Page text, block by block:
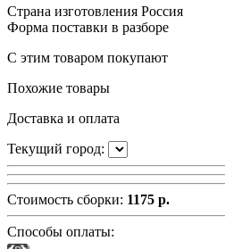
Страна изготовления Россия
Форма поставки в разборе
С этим товаром покупают
Похожие товары
Доставка и оплата
Текущий город:
Стоимость сборки: 1175 р.
Способы оплаты: